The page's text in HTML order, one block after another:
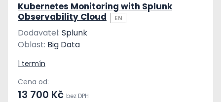
Kubernetes Monitoring with Splunk
Observability Cloud
EN
Dodavatel: Splunk
Oblast: Big Data
1 termín
Cena od:
13 700 Kč bez DPH